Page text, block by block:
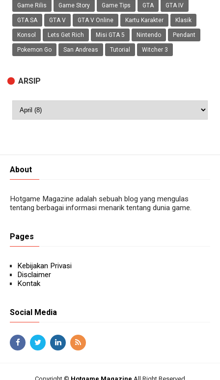
Game Rilis Game Story Game Tips GTA GTA IV
GTA SA GTA V GTA V Online Kartu Karakter Klasik
Konsol Lets Get Rich Misi GTA 5 Nintendo Pendant
Pokemon Go San Andreas Tutorial Witcher 3
ARSIP
About
Hotgame Magazine adalah sebuah blog yang mengulas
tentang berbagai informasi menarik tentang dunia game.
Pages
Kebijakan Privasi
Disclaimer
Kontak
Social Media